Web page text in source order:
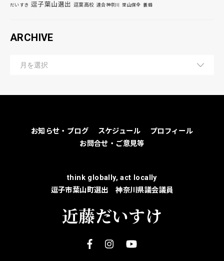
だいすき 逗子葉山選出 逗葉高校 連合神奈川 里山保全 養蜂
ARCHIVE
お知らせ・ブログ スケジュール
プロフィール
お問合せ・ご意見等
think globally, act locally
逗子市葉山町選出 神奈川県議会議員
近藤だいすけ